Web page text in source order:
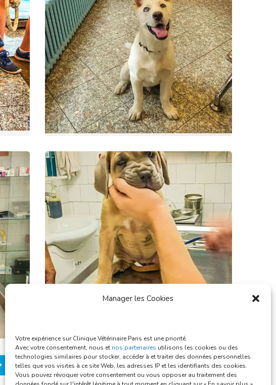
Manager les Cookies
Votre expérience sur Clinique Vétérinaire Paris est une priorité.
Avec votre consentement, nous et nos partenaires utilisons les cookies ou des
technologies similaires pour stocker, accéder à et traiter des données personnelles
telles que vos visites à ce site Web, les adresses IP et les identifiants des cookies.
Vous pouvez révoquer votre consentement ou vous opposer au traitement des